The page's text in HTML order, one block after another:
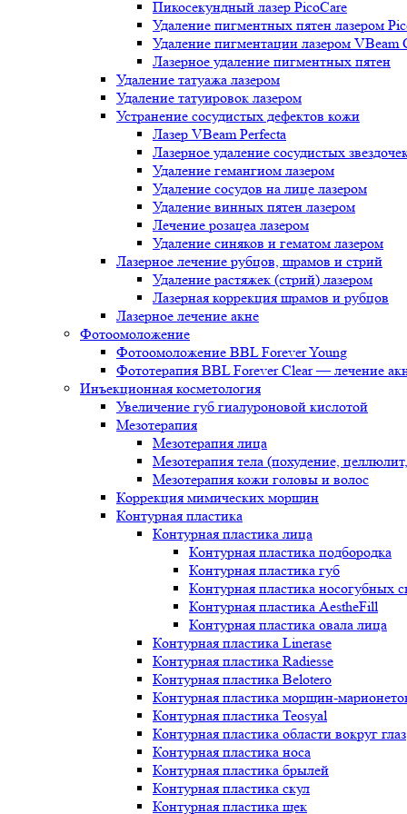
Пикосекундный лазер PicoCare
Удаление пигментных пятен лазером
Удаление пигментации лазером VBeam
Лазерное удаление пигментных пятен
Удаление татуажа лазером
Удаление татуировок лазером
Устранение сосудистых дефектов кожи
Лазер VBeam Perfecta
Лазерное удаление сосудистых
Удаление гемангиом лазером
Удаление сосудов на лице лазером
Удаление винных пятен лазером
Лечение розацеа лазером
Удаление синяков и гематом лазером
Лазерное лечение рубцов, шрамов и стрий
Удаление растяжек (стрий) лазером
Лазерная коррекция шрамов и рубцов
Лазерное лечение акне
Фотоомоложение
Фотоомоложение BBL Forever Young
Фототерапия BBL Forever Clear — лечение
Инъекционная косметология
Увеличение губ гиалуроновой кислотой
Мезотерапия
Мезотерапия лица
Мезотерапия тела (похудение,
Мезотерапия кожи головы и волос
Коррекция мимических морщин
Контурная пластика
Контурная пластика лица
Контурная пластика подбородка
Контурная пластика губ
Контурная пластика носогубных
Контурная пластика AestheFill
Контурная пластика овала лица
Контурная пластика Linerase
Контурная пластика Radiesse
Контурная пластика Belotero
Контурная пластика морщин-
Контурная пластика Teosyal
Контурная пластика области вокруг глаз
Контурная пластика носа
Контурная пластика брылей
Контурная пластика скул
Контурная пластика щек